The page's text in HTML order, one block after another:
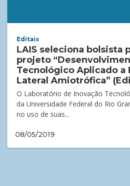
Editais
LAIS seleciona bolsista
projeto
Tecnológico Aplicado a
Lateral Amiotrófica”
O Laboratório de Inovação
da Universidade Federal do Rio
no uso de suas...
08/05/2019